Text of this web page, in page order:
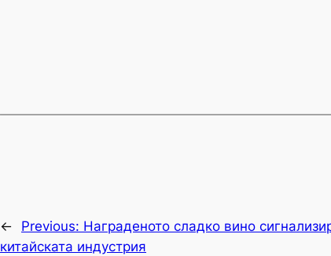
← Previous: Награденото сладко вино
китайската индустрия